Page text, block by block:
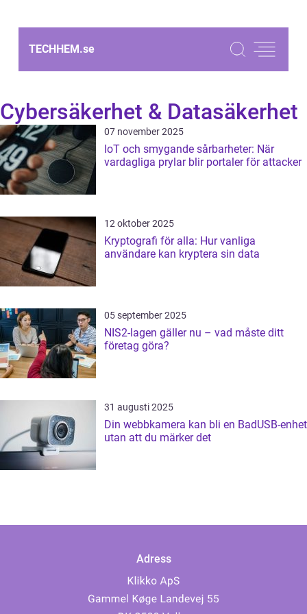
TECHHEM.se
Cybersäkerhet & Datasäkerhet
07 november 2025
IoT och smygande sårbarheter: När
vardagliga prylar blir portaler för attacker
12 oktober 2025
Kryptografi för alla: Hur vanliga
användare kan kryptera sin data
05 september 2025
NIS2-lagen gäller nu – vad måste ditt
företag göra?
31 augusti 2025
Din webbkamera kan bli en BadUSB-enhet
utan att du märker det
Adress